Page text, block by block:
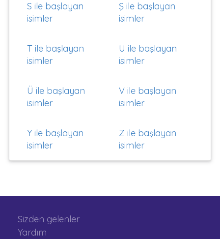
S ile başlayan
isimler
Ş ile başlayan
isimler
T ile başlayan
isimler
U ile başlayan
isimler
Ü ile başlayan
isimler
V ile başlayan
isimler
Y ile başlayan
isimler
Z ile başlayan
isimler
Sizden gelenler
Yardım